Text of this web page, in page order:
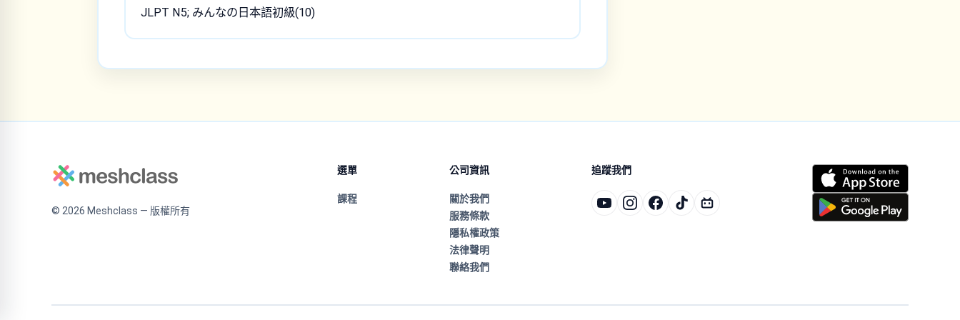
JLPT N5; みんなの日本語初級(10)
© 2026 Meshclass — 版權所有
選單
課程
公司資訊
關於我們
服務條款
隱私權政策
法律聲明
聯絡我們
追蹤我們